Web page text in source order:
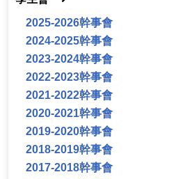
2025-2026幹事會
2024-2025幹事會
2023-2024幹事會
2022-2023幹事會
2021-2022幹事會
2020-2021幹事會
2019-2020幹事會
2018-2019幹事會
2017-2018幹事會